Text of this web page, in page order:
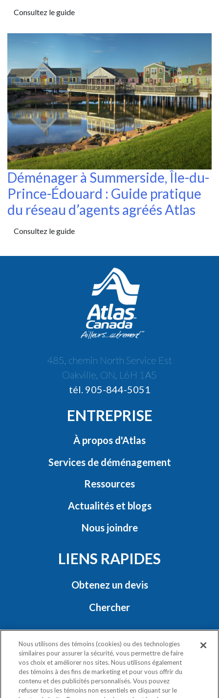
Consultez le guide
Déménager à Summerside, Île-du-
Prince-Édouard : Guide pratique
du réseau d’agents agréés Atlas
Consultez le guide
485, chemin North Service Est
Oakville, ON, L6H 1A5
tél. 905-844-5051
ENTREPRISE
À propos d'Atlas
Services de déménagement
Ressources
Actualités et blogs
Nous joindre
LIENS RAPIDES
Obtenez un devis
Chercher
RESTONS EN CONTACT
Nous utilisons des témoins (cookies) ou des technologies
similaires pour assurer la sécurité, vous permettre de faire
vos choix et améliorer nos sites. Nous utilisons également
des témoins à des fins de marketing et pour vous offrir du
contenu et des publicités personnalisés. Vous pouvez
refuser tous les témoins non essentiels en cliquant sur le